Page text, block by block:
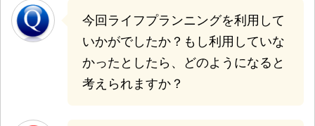
今回ライフプランニングを利用して
いかがでしたか？もし利用していな
かったとしたら、どのようになると
考えられますか？